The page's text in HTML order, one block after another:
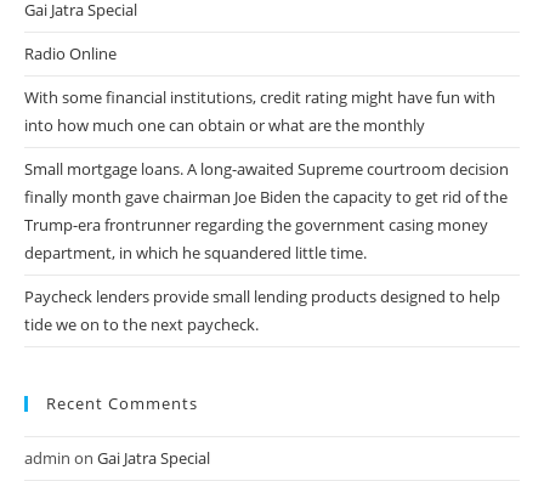
Gai Jatra Special
Radio Online
With some financial institutions, credit rating might have fun with
into how much one can obtain or what are the monthly
Small mortgage loans. A long-awaited Supreme courtroom decision
finally month gave chairman Joe Biden the capacity to get rid of the
Trump-era frontrunner regarding the government casing money
department, in which he squandered little time.
Paycheck lenders provide small lending products designed to help
tide we on to the next paycheck.
Recent Comments
admin on Gai Jatra Special